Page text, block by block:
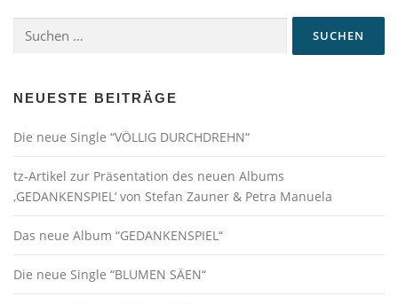
nach:
NEUESTE BEITRÄGE
Die neue Single “VÖLLIG DURCHDREHN“
tz-Artikel zur Präsentation des neuen Albums
‚GEDANKENSPIEL‘ von Stefan Zauner & Petra Manuela
Das neue Album “GEDANKENSPIEL“
Die neue Single “BLUMEN SÄEN“